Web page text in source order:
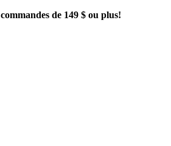
de 149 $ ou plus!